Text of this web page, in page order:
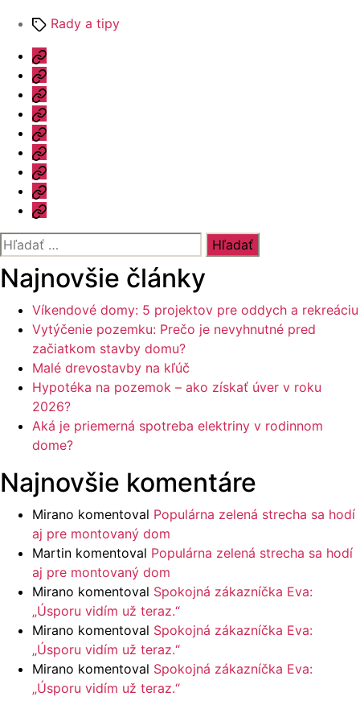
Značky
Rady a tipy
Úvod
Ponuka
Katalóg
Vzorový
dom
Informácie
Naše
výhody
Blog
Otázky
a
odpovede
Kontakt
Vyhľadať:
Najnovšie články
Víkendové domy: 5 projektov pre oddych a rekreáciu
Vytýčenie pozemku: Prečo je nevyhnutné pred
začiatkom stavby domu?
Malé drevostavby na kľúč
Hypotéka na pozemok – ako získať úver v roku
2026?
Aká je priemerná spotreba elektriny v rodinnom
dome?
Najnovšie komentáre
Mirano komentoval Populárna zelená strecha sa hodí
aj pre montovaný dom
Martin komentoval Populárna zelená strecha sa hodí
aj pre montovaný dom
Mirano komentoval Spokojná zákazníčka Eva:
„Úsporu vidím už teraz.“
Mirano komentoval Spokojná zákazníčka Eva:
„Úsporu vidím už teraz.“
Mirano komentoval Spokojná zákazníčka Eva:
„Úsporu vidím už teraz.“